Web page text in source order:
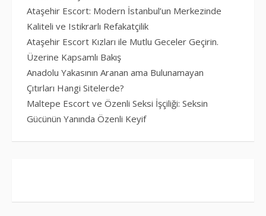
Ataşehir Escort: Modern İstanbul’un Merkezinde
Kaliteli ve Istikrarlı Refakatçilik
Ataşehir Escort Kızları ile Mutlu Geceler Geçirin.
Üzerine Kapsamlı Bakış
Anadolu Yakasının Aranan ama Bulunamayan
Çıtırları Hangi Sitelerde?
Maltepe Escort ve Özenli Seksi İşçiliği: Seksin
Gücünün Yanında Özenli Keyif